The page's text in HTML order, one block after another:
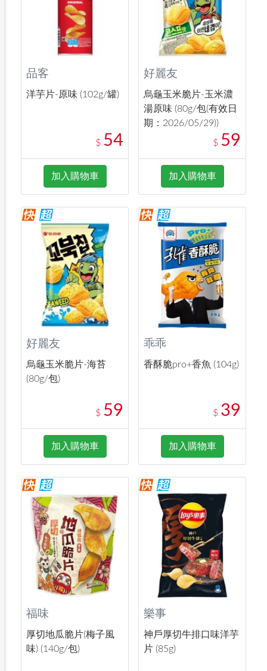
品客
洋芋片-原味 (102g/罐)
$ 54
加入購物車
好麗友
烏龜玉米脆片-玉米濃
湯原味 (80g/包(有效日
期：2026/05/29))
$ 59
加入購物車
好麗友
烏龜玉米脆片-海苔
(80g/包)
$ 59
加入購物車
乖乖
香酥脆pro+香魚 (104g)
$ 39
加入購物車
福味
厚切地瓜脆片(梅子風
味) (140g/包)
樂事
神戶厚切牛排口味洋芋
片 (85g)